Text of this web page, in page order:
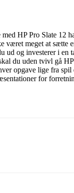
med HP Pro Slate 12
været meget at sætte
ud og investerer i en
du uden tvivl gå
opgave lige fra
for